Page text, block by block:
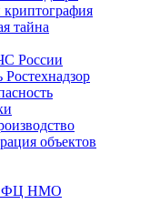
тайна
России
Ростехнадзор
объектов
ФЦ НМО